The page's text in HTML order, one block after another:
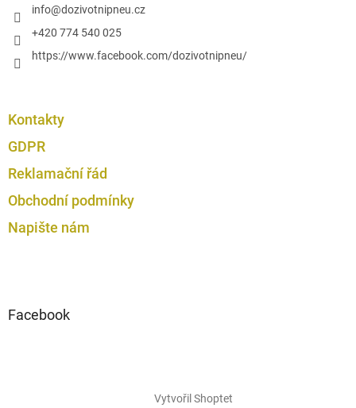
info@dozivotnipneu.cz
+420 774 540 025
https://www.facebook.com/dozivotnipneu/
Kontakty
GDPR
Reklamační řád
Obchodní podmínky
Napište nám
Facebook
Vytvořil Shoptet